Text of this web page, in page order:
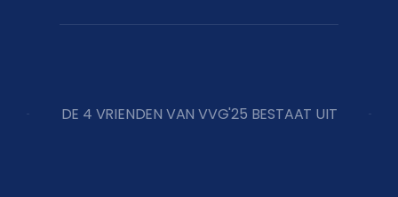
DE 4 VRIENDEN VAN VVG'25 BESTAAT UIT